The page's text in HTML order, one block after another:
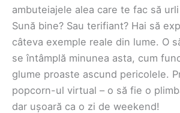
ambuteiajele alea care te fac să
Sună bine? Sau terifiant? Hai să
câteva exemple reale din lume. O
se întâmplă minunea asta, cum
glume proaste ascund pericolele.
popcorn-ul virtual – o să fie o
dar ușoară ca o zi de weekend!